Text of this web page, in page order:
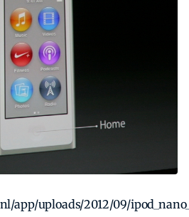
app/uploads/2012/09/